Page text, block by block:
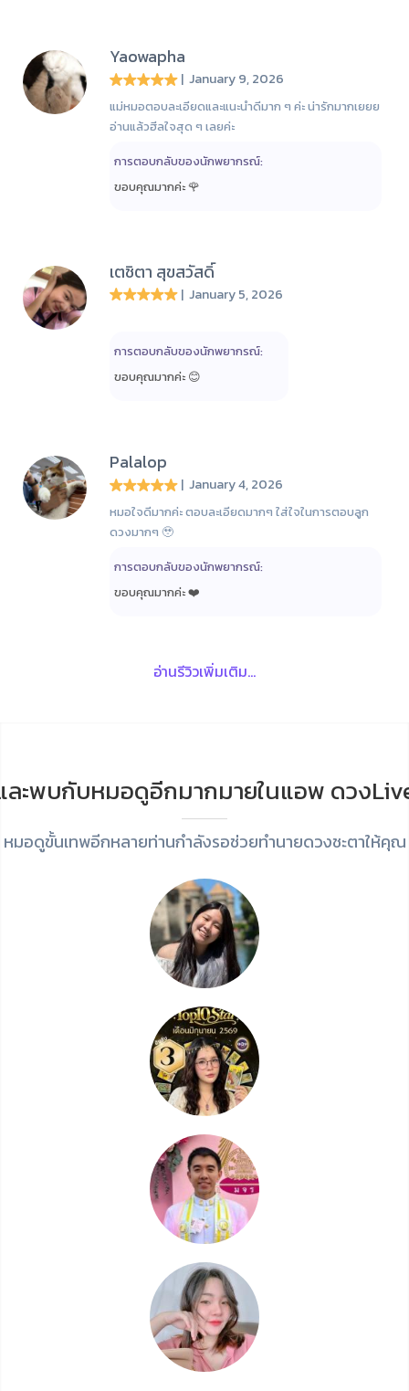
Yaowapha
| January 9, 2026
แม่หมอตอบละเอียดและแนะนำดีมาก ๆ ค่ะ น่ารักมากเยยย
อ่านแล้วฮีลใจสุด ๆ เลยค่ะ
การตอบกลับของนักพยากรณ์:
ขอบคุณมากค่ะ 🌹
เตชิตา สุขสวัสดิ์
| January 5, 2026
การตอบกลับของนักพยากรณ์:
ขอบคุณมากค่ะ 😊
Palalop
| January 4, 2026
หมอใจดีมากค่ะ ตอบละเอียดมากๆ ใส่ใจในการตอบลูก
ดวงมากๆ 🥹
การตอบกลับของนักพยากรณ์:
ขอบคุณมากค่ะ ❤️
อ่านรีวิวเพิ่มเติม...
ละพบกับหมอดูอีกมากมายในแอพ ดวง
หมอดูขั้นเทพอีกหลายท่านกำลังรอช่วยทำนายดวงชะตาให้คุณ